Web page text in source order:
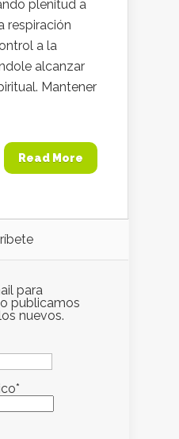
plenitud a
respiración
a la
alcanzar
Mantener
Read More
para
publicamos
nuevos.